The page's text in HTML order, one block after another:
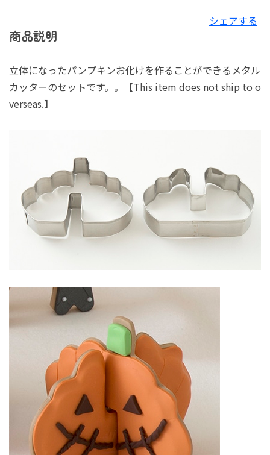
シェアする
商品説明
立体になったパンプキンお化けを作ることができるメタル
カッターのセットです。。【This item does not ship to o
verseas.】